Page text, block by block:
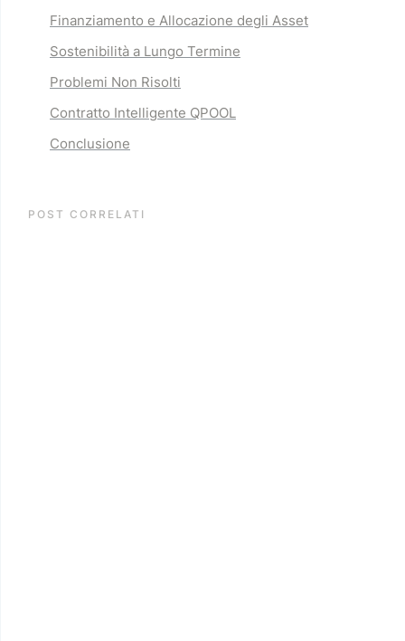
Finanziamento e Allocazione degli Asset
Sostenibilità a Lungo Termine
Problemi Non Risolti
Contratto Intelligente QPOOL
Conclusione
POST CORRELATI